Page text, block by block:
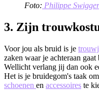
Foto: Philippe
3. Zijn
Voor jou als bruid is je
zaken waar je achteraan
Wellicht verlang jij dan ook
Het is je bruidegom's taak
schoenen en accessoires te